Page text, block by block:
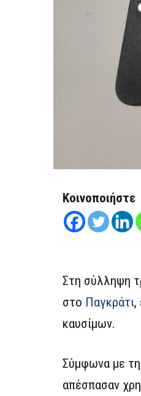
Κοινοποιήστε
Στη σύλληψη
στο Παγκράτι,
καυσίμων.
Σύμφωνα με
απέσπασαν